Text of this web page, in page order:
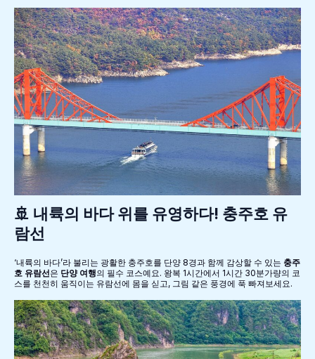
🚢 내륙의 바다 위를 유영하다! 충주호 유
람선
‘내륙의 바다’라 불리는 광활한 충주호를 단양 8경과 함께 감상할 수 있는 충주
호 유람선은 단양 여행의 필수 코스예요. 왕복 1시간에서 1시간 30분가량의 코
스를 천천히 움직이는 유람선에 몸을 싣고, 그림 같은 풍경에 푹 빠져보세요.